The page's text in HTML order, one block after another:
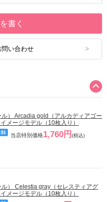
書く
い合わせ
） Arcadia gold（アルカディアゴー
メージモデル（10枚入り）
当店特別価格1,760円 (税込)
ル） Celestia gray（セレスティアグ
メージモデル（10枚入り）